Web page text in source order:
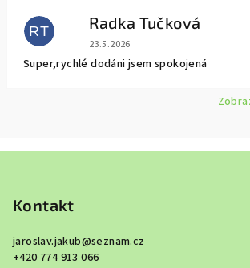
RT Radka Tučková
Hodnocení obchodu je 5 z 5
23.5.2026
Super,rychlé dodáni jsem spokojená
Kontakt
jaroslav.jakub@seznam.cz
+420 774 913 066